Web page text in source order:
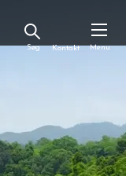
Kontakt